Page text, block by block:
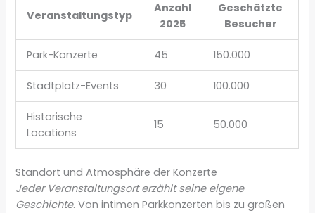
Veranstaltungstyp
Anzahl
2025
Geschätzte
Besucher
Park-Konzerte 45 150.000
Stadtplatz-Events 30 100.000
Historische
Locations
15 50.000
Standort und Atmosphäre der Konzerte
Jeder Veranstaltungsort erzählt seine eigene
Geschichte. Von intimen Parkkonzerten bis zu großen